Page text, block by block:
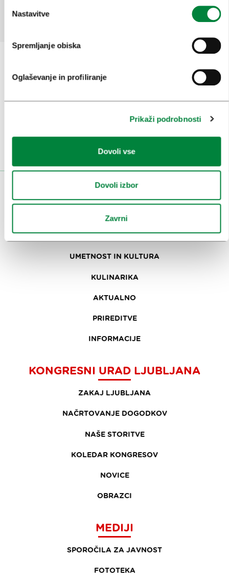
Nastavitve
Spremljanje obiska
Oglaševanje in profiliranje
Prikaži podrobnosti
Dovoli vse
Dovoli izbor
Zavrni
Da
Prijavi se na
OGLEDI IN IZLETI
ZNAMENITOSTI IN AKTIVNOSTI
UMETNOST IN KULTURA
KULINARIKA
AKTUALNO
PRIREDITVE
INFORMACIJE
KONGRESNI URAD LJUBLJANA
ZAKAJ LJUBLJANA
NAČRTOVANJE DOGODKOV
NAŠE STORITVE
KOLEDAR KONGRESOV
NOVICE
OBRAZCI
MEDIJI
SPOROČILA ZA JAVNOST
FOTOTEKA